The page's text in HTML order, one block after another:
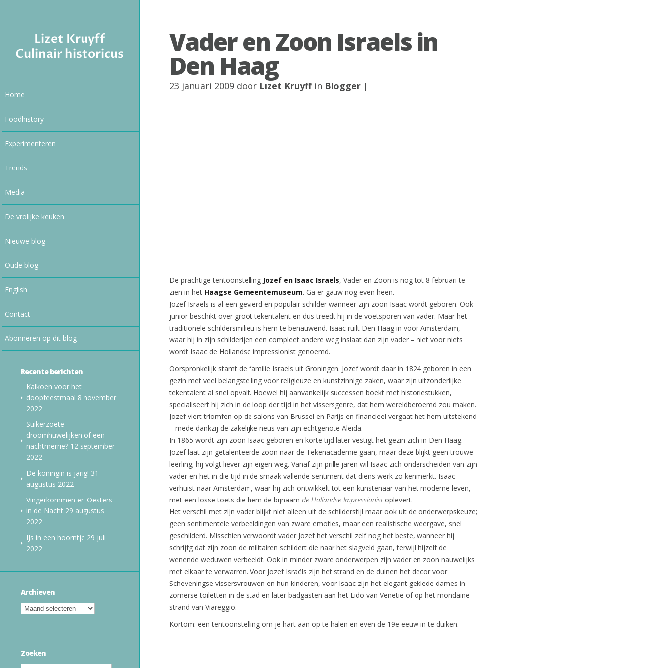
Lizet Kruyff
Culinair historicus
Home
Foodhistory
Experimenteren
Trends
Media
De vrolijke keuken
Nieuwe blog
Oude blog
English
Contact
Abonneren op dit blog
Recente berichten
Kalkoen voor het
doopfeestmaal 8 november
2022
Suikerzoete
droomhuwelijken of een
nachtmerrie? 12 september
2022
De koningin is jarig! 31
augustus 2022
Vingerkommen en Oesters
in de Nacht 29 augustus
2022
IJs in een hoorntje 29 juli
2022
Archieven
Zoeken
Vader en Zoon Israels in
Den Haag
23 januari 2009 door Lizet Kruyffin Blogger |
De prachtige tentoonstelling Jozef en Isaac Israels, Vader en Zoon is nog tot 8 februari te
zien in het Haagse Gemeentemuseum. Ga er gauw nog even heen.
Jozef Israels is al een gevierd en populair schilder wanneer zijn zoon Isaac wordt geboren. Ook
junior beschikt over groot tekentalent en dus treedt hij in de voetsporen van vader. Maar het
traditionele schildersmilieu is hem te benauwend. Isaac ruilt Den Haag in voor Amsterdam,
waar hij in zijn schilderijen een compleet andere weg inslaat dan zijn vader – niet voor niets
wordt Isaac de Hollandse impressionist genoemd.
Oorspronkelijk stamt de familie Israels uit Groningen. Jozef wordt daar in 1824 geboren in een
gezin met veel belangstelling voor religieuze en kunstzinnige zaken, waar zijn uitzonderlijke
tekentalent al snel opvalt. Hoewel hij aanvankelijk successen boekt met historiestukken,
specialiseert hij zich in de loop der tijd in het vissersgenre, dat hem wereldberoemd zou maken.
Jozef viert triomfen op de salons van Brussel en Parijs en financieel vergaat het hem uitstekend
– mede dankzij de zakelijke neus van zijn echtgenote Aleida.
In 1865 wordt zijn zoon Isaac geboren en korte tijd later vestigt het gezin zich in Den Haag.
Jozef laat zijn getalenteerde zoon naar de Tekenacademie gaan, maar deze blijkt geen trouwe
leerling; hij volgt liever zijn eigen weg. Vanaf zijn prille jaren wil Isaac zich onderscheiden van zijn
vader en het in die tijd in de smaak vallende sentiment dat diens werk zo kenmerkt. Isaac
verhuist naar Amsterdam, waar hij zich ontwikkelt tot een kunstenaar van het moderne leven,
met een losse toets die hem de bijnaam de Hollandse Impressionistoplevert.
Het verschil met zijn vader blijkt niet alleen uit de schilderstijl maar ook uit de onderwerpskeuze;
geen sentimentele verbeeldingen van zware emoties, maar een realistische weergave, snel
geschilderd. Misschien verwoordt vader Jozef het verschil zelf nog het beste, wanneer hij
schrijfg dat zijn zoon de militairen schildert die naar het slagveld gaan, terwijl hijzelf de
wenende weduwen verbeeldt. Ook in minder zware onderwerpen zijn vader en zoon nauwelijks
met elkaar te verwarren. Voor Jozef Israëls zijn het strand en de duinen het decor voor
Scheveningse vissersvrouwen en hun kinderen, voor Isaac zijn het elegant geklede dames in
zomerse toiletten in de stad en later badgasten aan het Lido van Venetie of op het mondaine
strand van Viareggio.
Kortom: een tentoonstelling om je hart aan op te halen en even de 19e eeuw in te duiken.